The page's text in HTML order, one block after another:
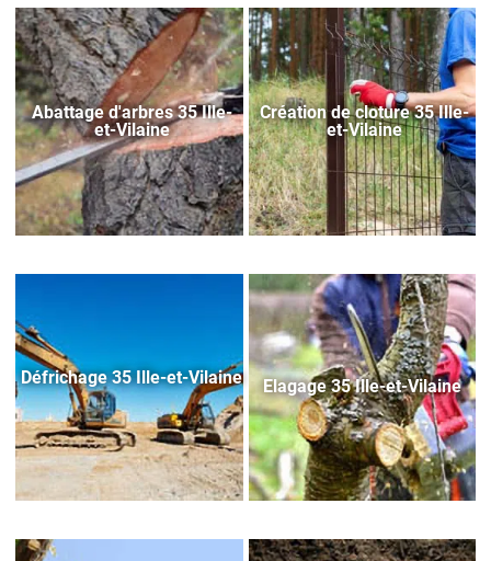
Abattage d'arbres 35 Ille-
et-Vilaine
Création de cloture 35 Ille-
et-Vilaine
Défrichage 35 Ille-et-Vilaine Elagage 35 Ille-et-Vilaine